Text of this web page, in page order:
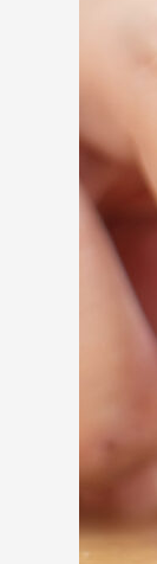
ビッ
導入
製品
自社
イン
パラ
機能
SAPを
導入
SAPの